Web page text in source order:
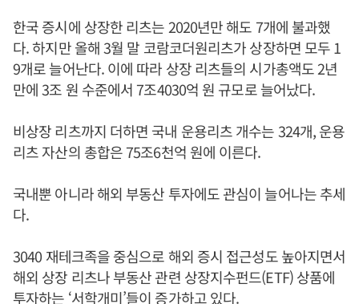
한국 증시에 상장한 리츠는 2020년만 해도 7개에 불과했
다. 하지만 올해 3월 말 코람코더원리츠가 상장하면 모두 1
9개로 늘어난다. 이에 따라 상장 리츠들의 시가총액도 2년
만에 3조 원 수준에서 7조4030억 원 규모로 늘어났다.
비상장 리츠까지 더하면 국내 운용리츠 개수는 324개, 운용
리츠 자산의 총합은 75조6천억 원에 이른다.
국내뿐 아니라 해외 부동산 투자에도 관심이 늘어나는 추세
다.
3040 재테크족을 중심으로 해외 증시 접근성도 높아지면서
해외 상장 리츠나 부동산 관련 상장지수펀드(ETF) 상품에
투자하는 ‘서학개미’들이 증가하고 있다.